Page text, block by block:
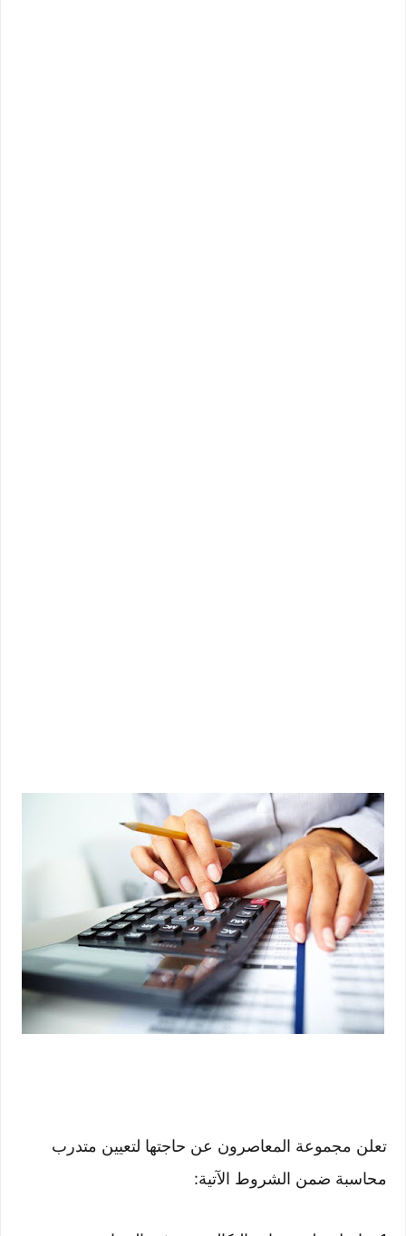
تعلن مجموعة المعاصرون عن حاجتها لتعيين متدرب
محاسبة ضمن الشروط الآتية: